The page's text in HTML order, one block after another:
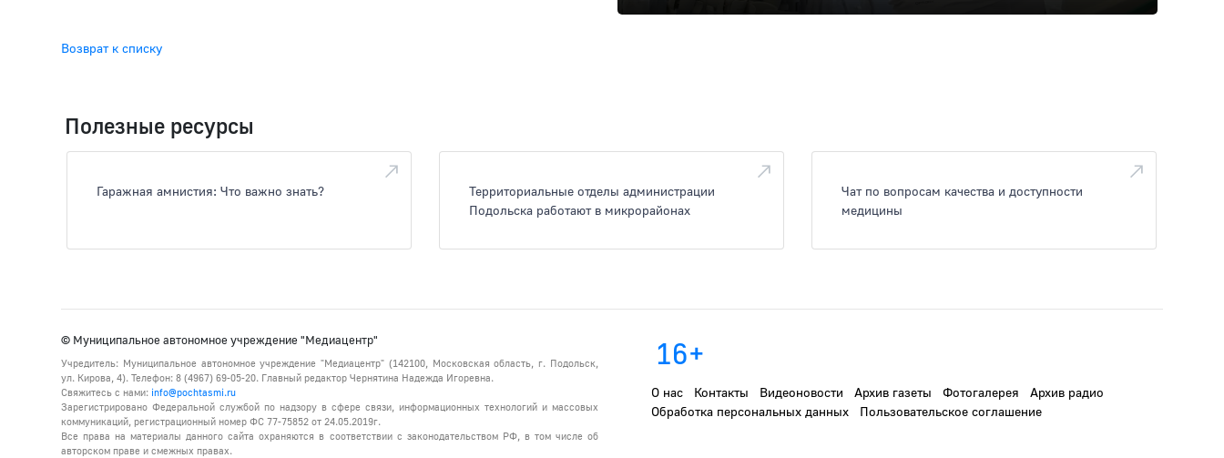
Возврат к списку
Полезные ресурсы
Гаражная амнистия: Что важно знать?
Территориальные отделы администрации
Подольска работают в микрорайонах
Чат по вопросам качества и доступности
медицины
© Муниципальное автономное учреждение "Медиацентр"
Учредитель: Муниципальное автономное учреждение "Медиацентр" (142100, Московская область, г. Подольск,
ул. Кирова, 4). Телефон: 8 (4967) 69-05-20. Главный редактор Чернятина Надежда Игоревна.
Свяжитесь с нами: info@pochtasmi.ru
Зарегистрировано Федеральной службой по надзору в сфере связи, информационных технологий и массовых
коммуникаций, регистрационный номер ФС 77-75852 от 24.05.2019г.
Все права на материалы данного сайта охраняются в соответствии с законодательством РФ, в том числе об
авторском праве и смежных правах.
16+
О нас Контакты Видеоновости Архив газеты Фотогалерея
Архив радио
Обработка персональных данных
Пользовательское соглашение